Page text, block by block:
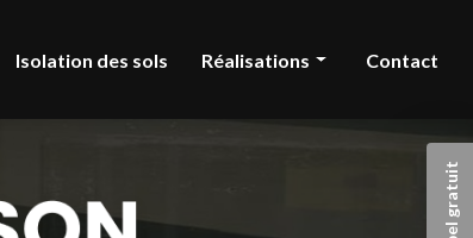
Isolation des sols Réalisations Contact